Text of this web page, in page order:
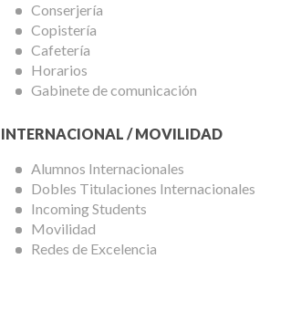
Conserjería
Copistería
Cafetería
Horarios
Gabinete de comunicación
INTERNACIONAL / MOVILIDAD
Alumnos Internacionales
Dobles Titulaciones Internacionales
Incoming Students
Movilidad
Redes de Excelencia